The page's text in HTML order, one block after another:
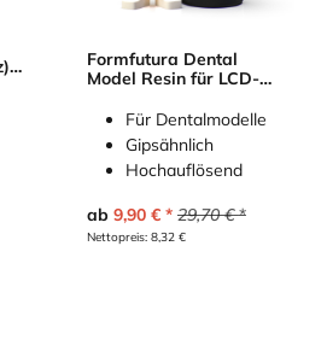
Formfutura Dental
Model Resin für LCD-
Für Dentalmodelle
Gipsähnlich
Hochauflösend
ab 9,90€ 29,70€
Nettopreis: 8,32€